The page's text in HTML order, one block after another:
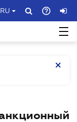
RU